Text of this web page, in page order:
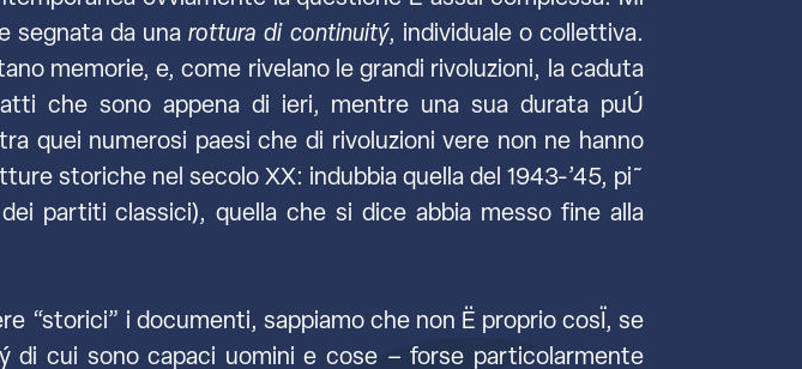
segnata da unarottura di continuitý, individuale o collettiva.
memorie, e, come rivelano le grandi rivoluzioni, la caduta
che sono appena di ieri, mentre una sua durata puÚ
quei numerosi paesi che di rivoluzioni vere non ne hanno
storiche nel secolo XX: indubbia quella del 1943-’45, pi˜
partiti classici), quella che si dice abbia messo fine alla
“storici” i documenti, sappiamo che non Ë proprio cosÏ, se
cui sono capaci uomini e cose – forse particolarmente